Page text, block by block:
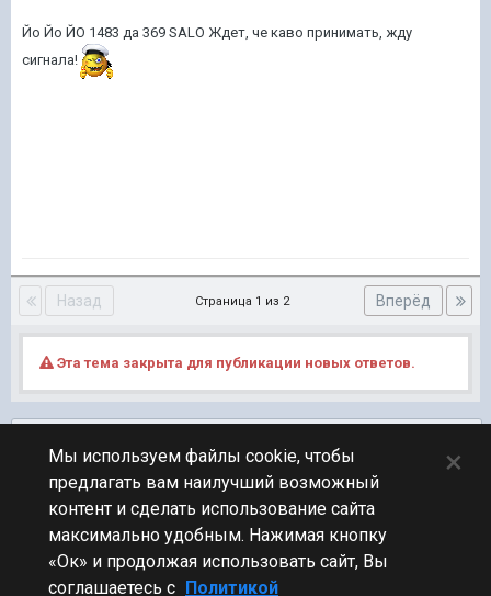
Йо Йо ЙО 1483 да 369 SALO Ждет, че каво принимать, жду
сигнала!
Назад Вперёд
Страница 1 из 2
Эта тема закрыта для публикации новых ответов.
ПЕРЕЙТИ К СПИСКУ ТЕМ
Клановый
Мы используем файлы cookie, чтобы
предлагать вам наилучший возможный
контент и сделать использование сайта
максимально удобным. Нажимая кнопку
«Ок» и продолжая использовать сайт, Вы
соглашаетесь с Политикой
×